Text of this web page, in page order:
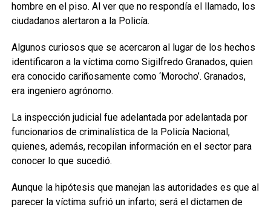
hombre en el piso. Al ver que no respondía el llamado, los
ciudadanos alertaron a la Policía.
Algunos curiosos que se acercaron al lugar de los hechos
identificaron a la víctima como Sigilfredo Granados, quien
era conocido cariñosamente como ‘Morocho’. Granados,
era ingeniero agrónomo.
La inspección judicial fue adelantada por adelantada por
funcionarios de criminalística de la Policía Nacional,
quienes, además, recopilan información en el sector para
conocer lo que sucedió.
Aunque la hipótesis que manejan las autoridades es que al
parecer la víctima sufrió un infarto; será el dictamen de